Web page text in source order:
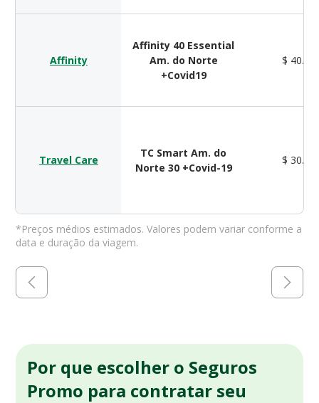
Affinity
Affinity 40 Essential
Am. do Norte
+Covid19
$
Travel Care
TC Smart Am. do
Norte 30 +Covid-19
$
*Preços médios estimados. Valores podem variar conforme a
data e duração da viagem.
Por que escolher o Seguros
Promo para contratar seu